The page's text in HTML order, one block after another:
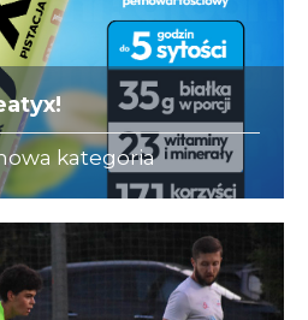
kategoria
pełnowartościowych
postaciach,
dowolne danie w